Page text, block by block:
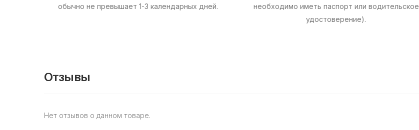
обычно не превышает 1-3 календарных дней.
необходимо иметь паспорт или водительское
удостоверение).
Отзывы
Нет отзывов о данном товаре.